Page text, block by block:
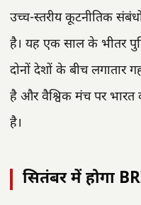
उच्च-स्तरीय कूटनीतिक
है। यह एक साल के भीतर
दोनों देशों के बीच लगातार
है और वैश्विक मंच पर भारत
है।
सितंबर में होगा